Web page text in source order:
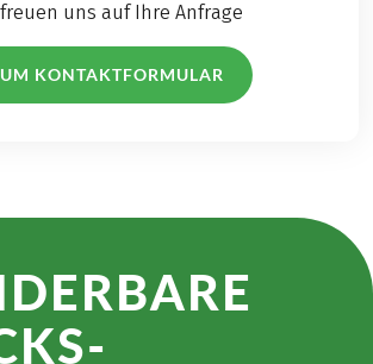
uns auf Ihre Anfrage
KONTAKTFORMULAR